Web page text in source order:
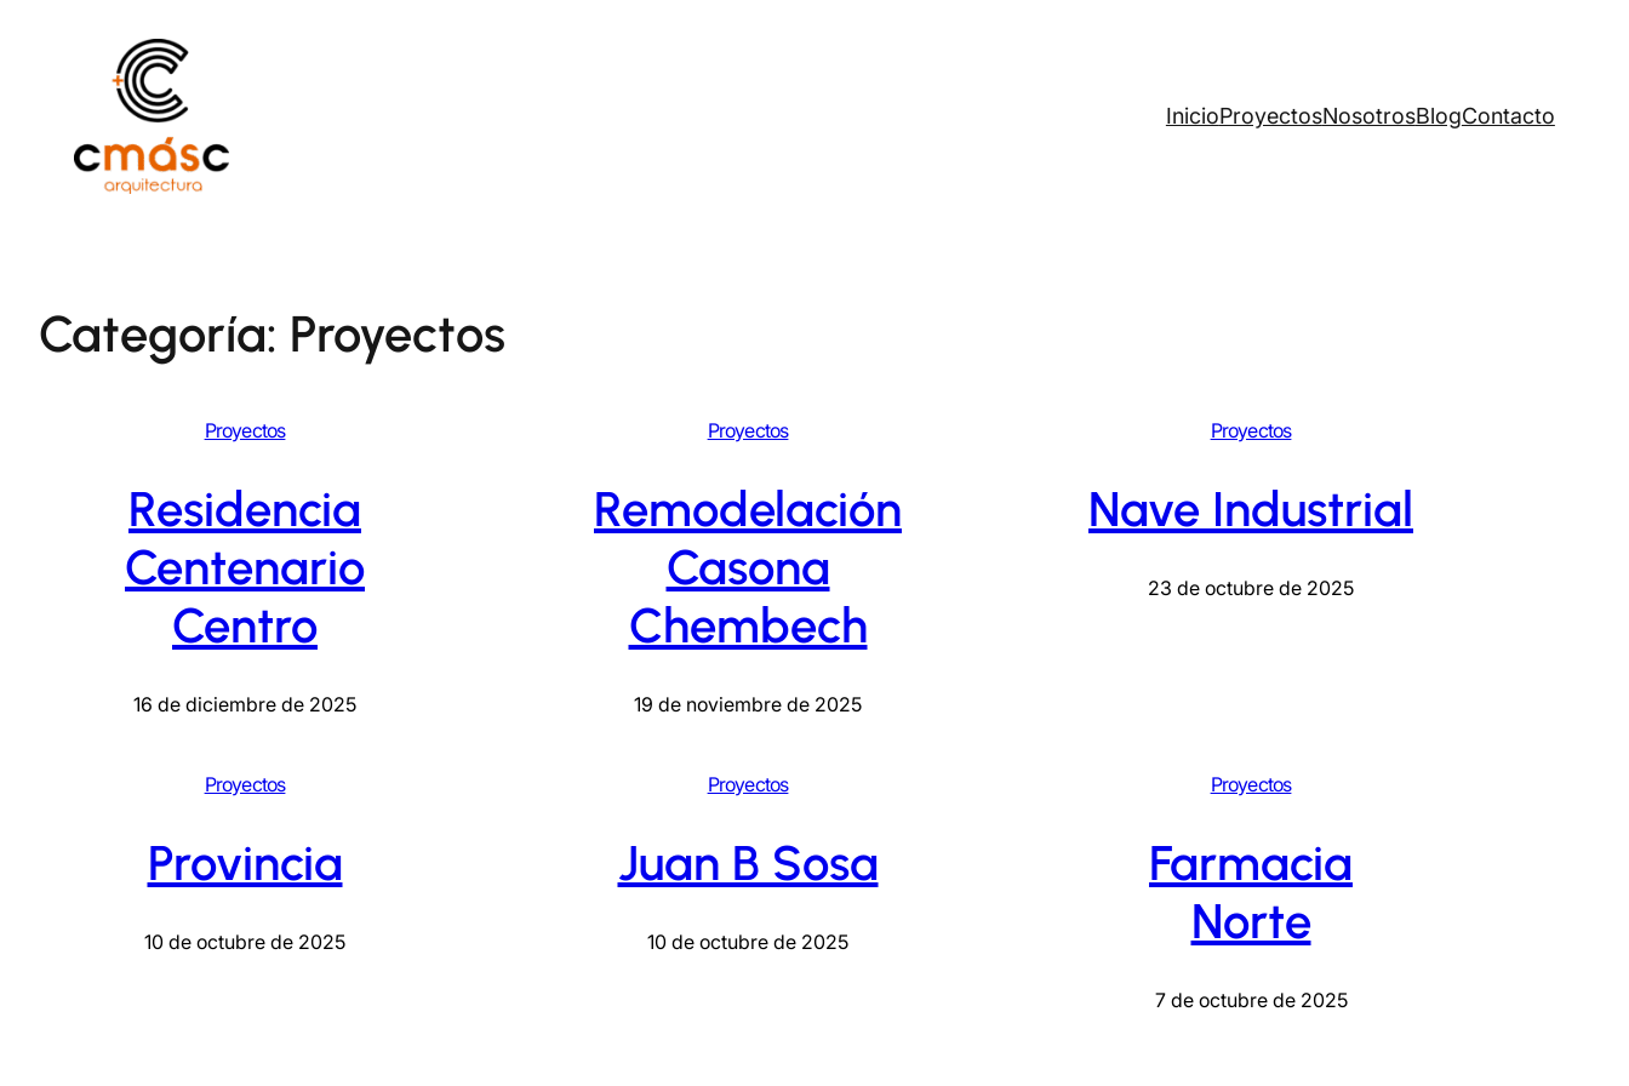
InicioProyectosNosotrosBlogContacto
Categoría: Proyectos
Proyectos
Residencia
Centenario
Centro
16 de diciembre de 2025
Proyectos
Remodelación
Casona
Chembech
19 de noviembre de 2025
Proyectos
Nave Industrial
23 de octubre de 2025
Proyectos
Provincia
10 de octubre de 2025
Proyectos
Juan B Sosa
10 de octubre de 2025
Proyectos
Farmacia
Norte
7 de octubre de 2025